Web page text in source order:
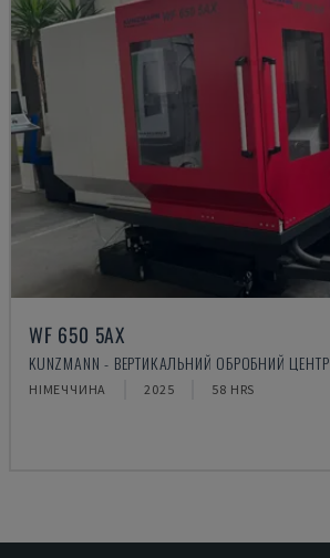
WF 650 5AX
KUNZMANN - ВЕРТИКАЛЬНИЙ ОБРОБНИЙ ЦЕНТР
НІМЕЧЧИНА 2025 58 HRS